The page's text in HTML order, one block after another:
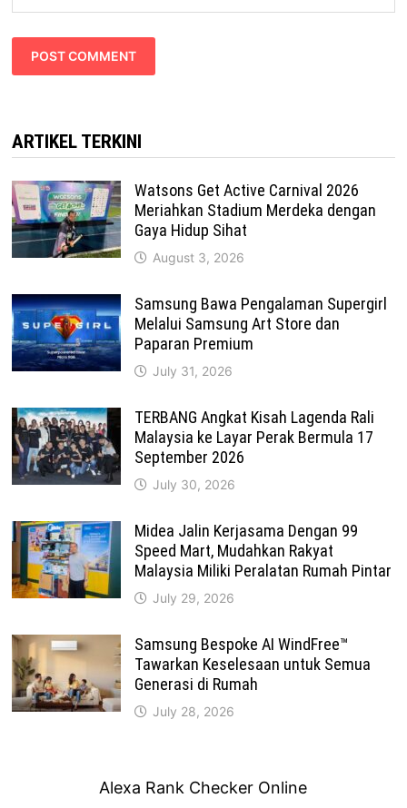
ARTIKEL TERKINI
Watsons Get Active Carnival 2026
Meriahkan Stadium Merdeka dengan
Gaya Hidup Sihat
August 3, 2026
Samsung Bawa Pengalaman Supergirl
Melalui Samsung Art Store dan
Paparan Premium
July 31, 2026
TERBANG Angkat Kisah Lagenda Rali
Malaysia ke Layar Perak Bermula 17
September 2026
July 30, 2026
Midea Jalin Kerjasama Dengan 99
Speed Mart, Mudahkan Rakyat
Malaysia Miliki Peralatan Rumah Pintar
July 29, 2026
Samsung Bespoke AI WindFree™
Tawarkan Keselesaan untuk Semua
Generasi di Rumah
July 28, 2026
Alexa Rank Checker Online